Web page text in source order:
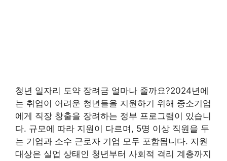
청년 일자리 도약 장려금 얼마나 줄까요?2024년에
는 취업이 어려운 청년들을 지원하기 위해 중소기업
에게 직장 창출을 장려하는 정부 프로그램이 있습니
다. 규모에 따라 지원이 다르며, 5명 이상 직원을 두
는 기업과 소수 근로자 기업 모두 포함됩니다. 지원
대상은 실업 상태인 청년부터 사회적 격리 계층까지